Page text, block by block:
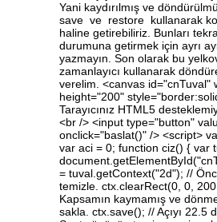
Yani kaydırılmış ve
save ve restore kullanarak
haline getirebiliriz. Bunları
durumuna getirmek için ayrı
yazmayın. Son olarak bu
zamanlayıcı kullanarak
verelim. <canvas id="cnTuval"
height="200"
Tarayıcınız HTML5
<br /> <input type="button"
onclick="baslat()" /> <script>
var aci = 0; function ciz() { var
= tuval.getContext("2d"); //
temizle. ctx.clearRect(0, 0,
Kapsamın kaymamış ve
sakla. ctx.save(); // Açıyı 22.5